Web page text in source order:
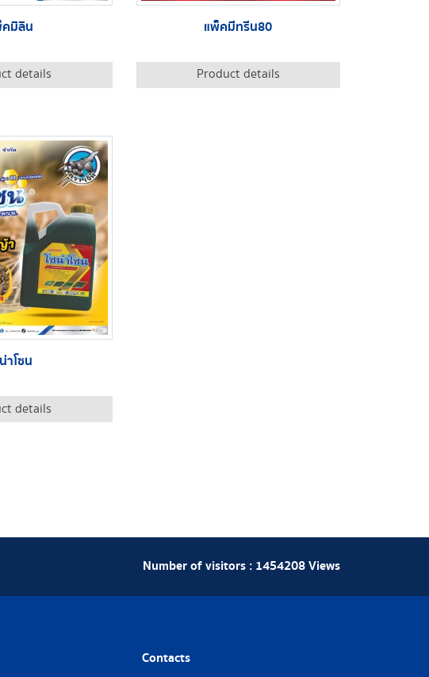
มิลิน
details
แพ็คมีทรีน80
Product details
าโซน
details
Number of visitors : 1454208Views
Contacts